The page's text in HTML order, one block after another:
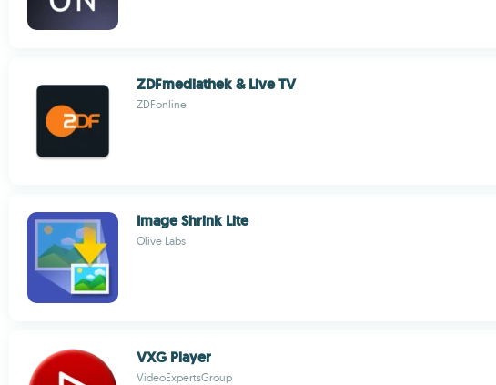
ZDFmediathek & Live TV
ZDFonline
Image Shrink Lite
Olive Labs
VXG Player
VideoExpertsGroup